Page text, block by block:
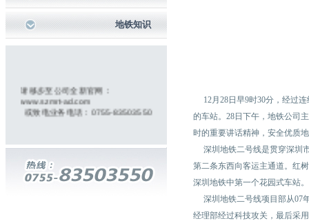
地铁知识
请移步至公司全新官网：
www.szmrt-ad.com
或致电业务电话：0755-83503550
12月28日早9时30分，经过连
的车站。28日下午，地铁公司
时的重要讲话精神，安全优质
深圳地铁二号线是贯穿深圳
第二条东西向客运主通道。红
深圳地铁中第一个花园式车站。
深圳地铁二号线项目部从07
经理部经过科技攻关，最后采